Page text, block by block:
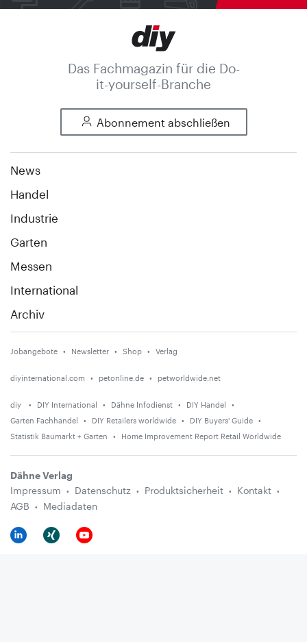
Das Fachmagazin für die Do-
it-yourself-Branche
Abonnement abschließen
News
Handel
Industrie
Garten
Messen
International
Archiv
Jobangebote Newsletter Shop Verlag
diyinternational.com petonline.de petworldwide.net
diy DIY International Dähne Infodienst
DIY Handel
Garten Fachhandel
DIY Retailers worldwide
DIY Buyers' Guide
Statistik Baumarkt + Garten
Home Improvement Report Retail Worldwide
Dähne Verlag
Impressum
Datenschutz Produktsicherheit
Kontakt
AGB
Mediadaten